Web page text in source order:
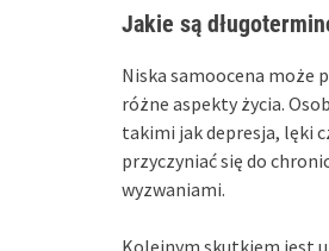
Jakie są
Niska samoocena może
różne aspekty życia.
takimi jak depresja, lęki
przyczyniać się do
wyzwaniami.
Kolejnym skutkiem jest